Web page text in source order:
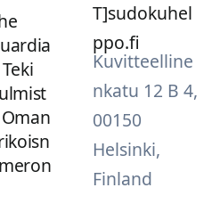
T]sudokuhel
ppo.fi
Kuvitteelline
nkatu 12 B 4,
00150
Helsinki,
Finland